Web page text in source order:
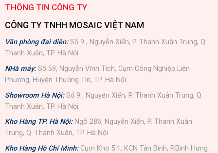
THÔNG TIN CÔNG TY
CÔNG TY TNHH MOSAIC VIỆT NAM
Văn phòng đại diện:Số 9 , Nguyễn Xiển, P. Thanh Xuân Trung, Q.
Thanh Xuân, TP. Hà Nội
NHà máy: Số 59, Nguyễn Vĩnh Tích, Cụm Công Nghiệp Liên
Phương, Huyện Thường Tín, TP. Hà Nội
Showroom Hà Nội: Số 9 , Nguyễn Xiển, P. Thanh Xuân Trung, Q.
Thanh Xuân, TP. Hà Nội
Kho Hàng TP. Hà Nội: Ngõ 286, Nguyễn Xiển, P. Thanh Xuân
Trung, Q. Thanh Xuân, TP. Hà Nội
Kho Hàng Hồ Chí Minh: Cụm Kho 5.1, KCN Tân Bình, P.Bình Hưng